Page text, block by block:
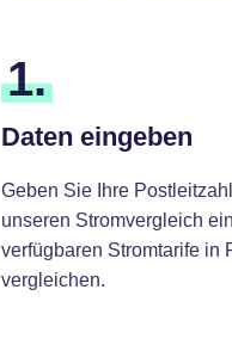
1.
Daten eingeben
Geben Sie Ihre
unseren Stromvergleich
verfügbaren Stromtarife in
vergleichen.